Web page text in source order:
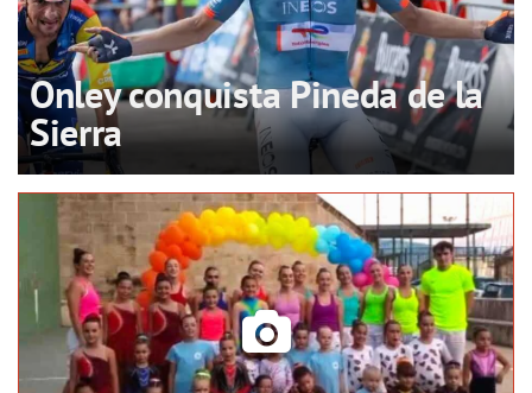
Onley conquista Pineda de la
Sierra